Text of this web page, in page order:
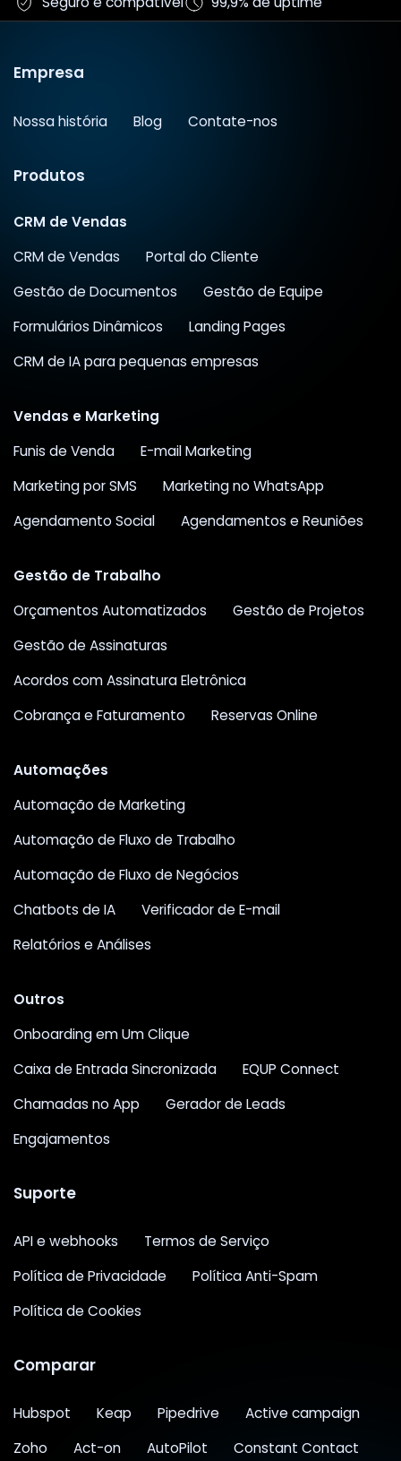
Empresa
Nossa história Blog Contate-nos
Produtos
CRM de Vendas
CRM de Vendas
Portal do Cliente
Gestão de Documentos
Gestão de Equipe
Formulários Dinâmicos
Landing Pages
CRM de IA para pequenas empresas
Vendas e Marketing
Funis de Venda
E-mail Marketing
Marketing por SMS
Marketing no WhatsApp
Agendamento Social
Agendamentos e Reuniões
Gestão de Trabalho
Orçamentos Automatizados
Gestão de Projetos
Gestão de Assinaturas
Acordos com Assinatura Eletrônica
Cobrança e Faturamento
Reservas Online
Automações
Automação de Marketing
Automação de Fluxo de Trabalho
Automação de Fluxo de Negócios
Chatbots de IA
Verificador de E-mail
Relatórios e Análises
Outros
Onboarding em Um Clique
Caixa de Entrada Sincronizada
EQUP Connect
Chamadas no App
Gerador de Leads
Engajamentos
Suporte
API e webhooks
Termos de Serviço
Política de Privacidade
Política Anti-Spam
Política de Cookies
Comparar
Hubspot Keap Pipedrive
Active campaign
Zoho
Act-on AutoPilot Constant Contact